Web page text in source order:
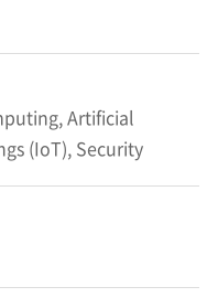
Artificial
(IoT), Security